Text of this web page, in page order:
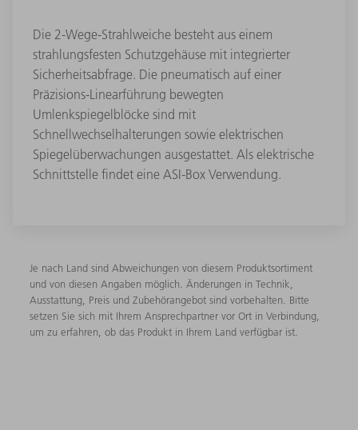
Die 2-Wege-Strahlweiche besteht aus einem
strahlungsfesten Schutzgehäuse mit integrierter
Sicherheitsabfrage. Die pneumatisch auf einer
Präzisions-Linearführung bewegten
Umlenkspiegelblöcke sind mit
Schnellwechselhalterungen sowie elektrischen
Spiegelüberwachungen ausgestattet. Als elektrische
Schnittstelle findet eine ASI-Box Verwendung.
Je nach Land sind Abweichungen von diesem Produktsortiment
und von diesen Angaben möglich. Änderungen in Technik,
Ausstattung, Preis und Zubehörangebot sind vorbehalten. Bitte
setzen Sie sich mit Ihrem Ansprechpartner vor Ort in Verbindung,
um zu erfahren, ob das Produkt in Ihrem Land verfügbar ist.